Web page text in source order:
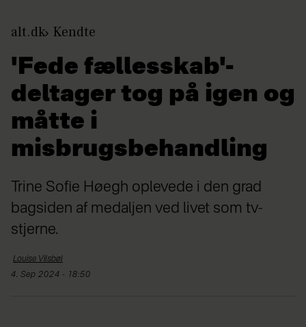
alt.dk Kendte
'Fede fællesskab'-
deltager tog på igen og
måtte i
misbrugsbehandling
Trine Sofie Høegh oplevede i den grad
bagsiden af medaljen ved livet som tv-
stjerne.
Louise Vilsbøl
4. Sep 2024 - 18:50